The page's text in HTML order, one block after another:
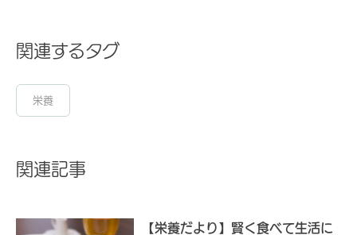
関連するタグ
栄養
関連記事
【栄養だより】賢く食べて生活に